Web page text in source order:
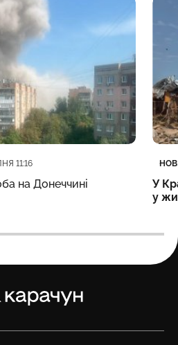
11:16
на Донеччині
У
у